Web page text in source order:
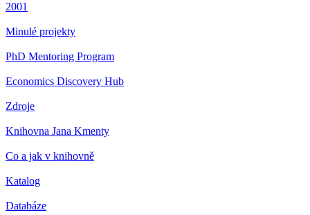
2001
Minulé projekty
PhD Mentoring Program
Economics Discovery Hub
Zdroje
Knihovna Jana Kmenty
Co a jak v knihovně
Katalog
Databáze